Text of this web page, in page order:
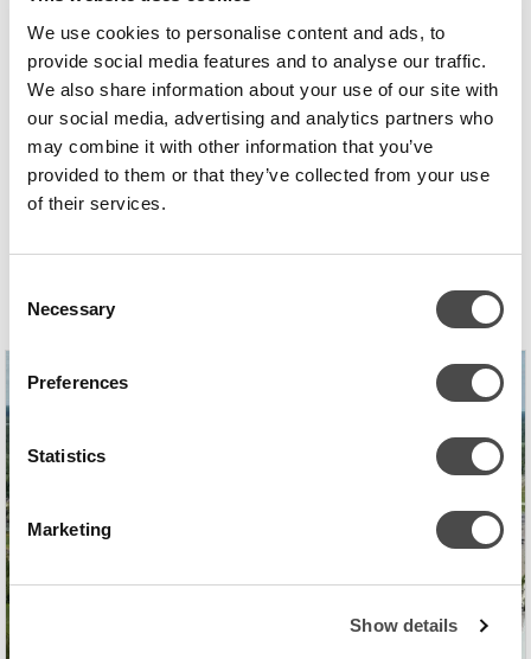
We use cookies to personalise content and ads, to
provide social media features and to analyse our traffic.
We also share information about your use of our site with
our social media, advertising and analytics partners who
may combine it with other information that you’ve
provided to them or that they’ve collected from your use
of their services.
Selection
Necessary
Preferences
Statistics
Marketing
Show details
Högkvalitativa hållbara Chiller-lösningar är enkla att installera och
levereras med en inbyggd IoT-lösning. Dessa egenskaper i kombination
med Chillers omfattande produktservice, säkerställer en utmärkt
användarupplevelse under produktens livslängd.